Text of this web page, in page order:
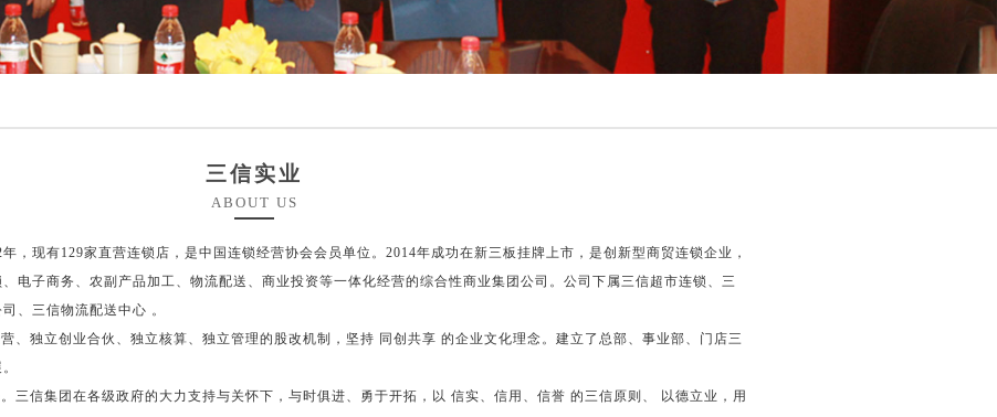
三信实业
ABOUT US
现有129家直营连锁店，是中国连锁经营协会会员单位。2014年成功在新三板挂牌上市，是创新型商贸连锁企业，
电子商务、农副产品加工、物流配送、商业投资等一体化经营的综合性商业集团公司。公司下属三信超市连锁、三
、三信物流配送中心 。
独立创业合伙、独立核算、独立管理的股改机制，坚持 同创共享 的企业文化理念。建立了总部、事业部、门店三
信集团在各级政府的大力支持与关怀下，与时俱进、勇于开拓，以 信实、信用、信誉 的三信原则、 以德立业，用